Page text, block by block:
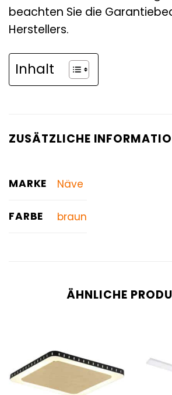
beachten Sie die
Herstellers.
Inhalt
ZUSÄTZLICHE
MARKE Näve
FARBE braun
ÄHNLICHE